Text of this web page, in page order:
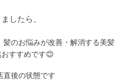
したら、
髪のお悩みが改善・解消する美髪
すすめです😊
直後の状態です